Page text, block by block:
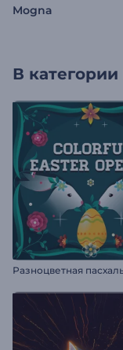
Mogna
В категории